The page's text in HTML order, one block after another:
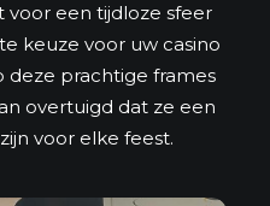
voor een tijdloze sfeer
keuze voor uw casino
deze prachtige frames
overtuigd dat ze een
voor elke feest.